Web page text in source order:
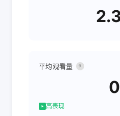
平均观看量 ?
0
高表现